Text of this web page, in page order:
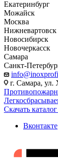
Екатеринбург
Можайск
Москва
Нижневартовск
Новосибирск
Новочеркасск
Самара
Санкт-
г. Самара, ул.
Скачать каталог
Вконтакте